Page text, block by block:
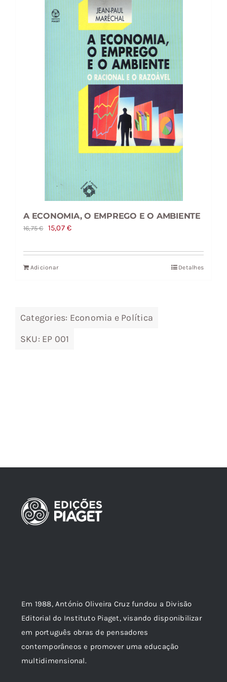
A ECONOMIA, O EMPREGO E O AMBIENTE
16,75€
O
original
era:
15,07€O
atual
Adicionar Detalhes
Categories: Economia e Política
SKU: EP 001
Em 1988, António Oliveira Cruz fundou a Divisão
Editorial do Instituto Piaget, visando disponibilizar
em português obras de pensadores
contemporâneos e promover uma educação
multidimensional.